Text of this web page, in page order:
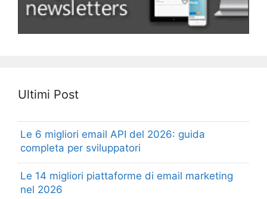
Ultimi Post
Le 6 migliori email API del 2026: guida
completa per sviluppatori
Le 14 migliori piattaforme di email marketing
nel 2026